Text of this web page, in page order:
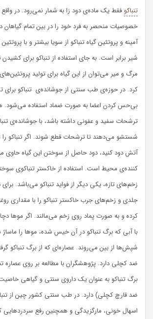
تنباکو فقط یک ماده‌ی دود زا به شمار نمی‌رود. در
خصوصیات منحصر به فرد خود را در بین تمام گیاهان
آمینه و پروتئین گیاه تنباکو از سویا بیشتر و با
شیر برابر است. به جای استفاده از تنباکو برای کشیدن
مرگ و میر می‌توان از این گیاه برای تولید
کرد. در حوزه‌ی طب سنتی از جوشانده‌ی تنباکو برای
بی‌حس کردن اعضا به صورت ضماد استفاده می‌شود.
ترشحات سفید و عفونی داشته باشد، با جوشانده‌ی
شستشو می‌دهند تا ترشحات قطع شوند. اگر تنباکو را
آتش دود کنید، دود حاصل از سوختن این گیاه حاوی
کننده‌ی محیط است‌. استفاده از خاکستر تنباکوی
زخم‌های تازه، یکی دیگر از فواید تنباکو می‌باشد.
جلدی و زخم‌های جرب خاکستر تنباکو را با مقداری
کرده و به صورت پماد روی زخم می‌مالند. اگر موها
با آبی که برگ تنباکو در آن خیس شده، موها را ماساژ
شپش‌ها از بین می‌روند. عصاره‌‌ای که از برگ تنباکو
ضد کچلی دارد. پژوهشگران با مطالعه بر روی عصاره‌
برگ تنباکو به عنوان یک داروی سنتی و گیاهی
ضد قارچ کچلی) دارد‌. در طب سنتی کشور چین از
اسهال خونی، مارگزیدگی و همچنین رفع سردردهایی